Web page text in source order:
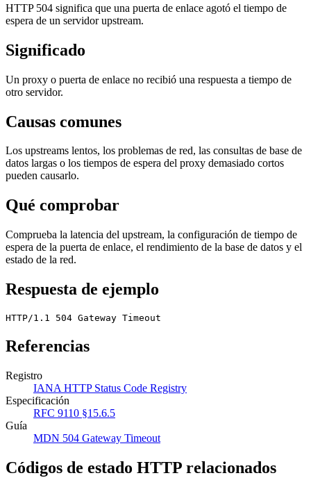
HTTP 504 significa que una puerta de enlace agotó el tiempo de
espera de un servidor upstream.
Significado
Un proxy o puerta de enlace no recibió una respuesta a tiempo de
otro servidor.
Causas comunes
Los upstreams lentos, los problemas de red, las consultas de base de
datos largas o los tiempos de espera del proxy demasiado cortos
pueden causarlo.
Qué comprobar
Comprueba la latencia del upstream, la configuración de tiempo de
espera de la puerta de enlace, el rendimiento de la base de datos y el
estado de la red.
Respuesta de ejemplo
HTTP/1.1 504 Gateway Timeout
Referencias
Registro
IANA HTTP Status Code Registry
Especificación
RFC 9110 §15.6.5
Guía
MDN 504 Gateway Timeout
Códigos de estado HTTP relacionados